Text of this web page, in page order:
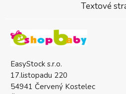
EasyStock s.r.o.
17.listopadu 220
54941 Červený Kostelec
Textové